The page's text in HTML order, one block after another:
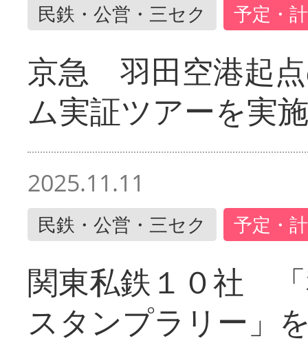
民鉄・公営・三セク 予定・
京急 羽田空港起
ム実証ツアーを実施
2025.11.11
民鉄・公営・三セク 予定・
関東私鉄１０社
スタンプラリー」